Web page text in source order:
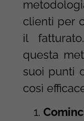
clienti per
il
questa
suoi punti
così